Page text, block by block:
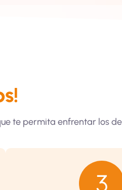
te permita enfrentar los